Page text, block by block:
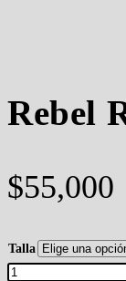
Rebel
$55,000
Talla